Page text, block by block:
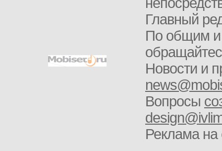
Главный
По общим и
Новости и
Вопросы
Реклама на